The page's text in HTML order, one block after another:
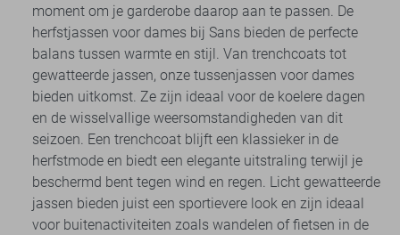
moment om je garderobe daarop aan te passen. De
herfstjassen voor dames bij Sans bieden de perfecte
balans tussen warmte en stijl. Van trenchcoats tot
gewatteerde jassen, onze tussenjassen voor dames
bieden uitkomst. Ze zijn ideaal voor de koelere dagen
en de wisselvallige weersomstandigheden van dit
seizoen. Een trenchcoat blijft een klassieker in de
herfstmode en biedt een elegante uitstraling terwijl je
beschermd bent tegen wind en regen. Licht gewatteerde
jassen bieden juist een sportievere look en zijn ideaal
voor buitenactiviteiten zoals wandelen of fietsen in de